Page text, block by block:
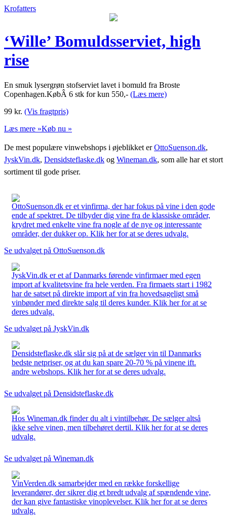
Krofatters
‘Wille’ Bomuldsserviet, high
rise
En smuk lysergrøn stofserviet lavet i bomuld fra Broste
Copenhagen.KøbÂ 6 stk for kun 550,- (Læs mere)
99 kr. (Vis fragtpris)
Læs mere »Køb nu »
De mest populære vinwebshops i øjeblikket erOttoSuenson.dk,
JyskVin.dk, Densidsteflaske.dk og Wineman.dk, som alle har et stort
sortiment til gode priser.
OttoSuenson.dk er et vinfirma, der har fokus på vine i den gode
ende af spektret. De tilbyder dig vine fra de klassiske områder,
krydret med enkelte vine fra nogle af de nye og interessante
områder, der dukker op. Klik her for at se deres udvalg.
Se udvalget på OttoSuenson.dk
JyskVin.dk er et af Danmarks førende vinfirmaer med egen
import af kvalitetsvine fra hele verden. Fra firmaets start i 1982
har de satset på direkte import af vin fra hovedsageligt små
vinbønder med direkte salg til deres kunder. Klik her for at se
deres udvalg.
Se udvalget på JyskVin.dk
Densidsteflaske.dk slår sig på at de sælger vin til Danmarks
bedste netpriser, og at du kan spare 20-70 % på vinene ift.
andre webshops. Klik her for at se deres udvalg.
Se udvalget på Densidsteflaske.dk
Hos Wineman.dk finder du alt i vintilbehør. De sælger altså
ikke selve vinen, men tilbehøret dertil. Klik her for at se deres
udvalg.
Se udvalget på Wineman.dk
VinVerden.dk samarbejder med en række forskellige
leverandører, der sikrer dig et bredt udvalg af spændende vine,
der kan give fantastiske vinoplevelser. Klik her for at se deres
udvalg.